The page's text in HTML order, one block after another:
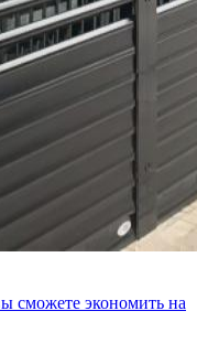
сможете экономить на